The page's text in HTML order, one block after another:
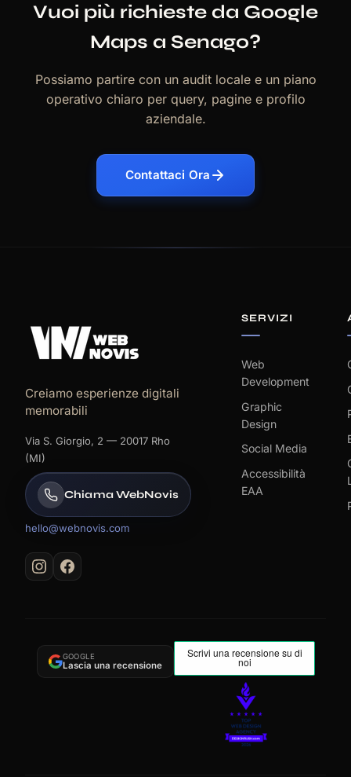
Vuoi più richieste da Google
Maps a Senago?
Possiamo partire con un audit locale e un piano
operativo chiaro per query, pagine e profilo
aziendale.
Contattaci Ora
Creiamo esperienze digitali
memorabili
Via S. Giorgio, 2 — 20017 Rho
(MI)
Chiama WebNovis
hello@webnovis.com
SERVIZI
Web
Development
Graphic
Design
Social Media
Accessibilità
EAA
GOOGLE
Lascia una recensione